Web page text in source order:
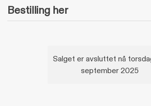
Bestilling her
Salget er avsluttet nå
september 2025